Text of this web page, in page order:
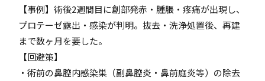
【事例】術後2週間目に創部発赤・腫脹・疼痛が出現し、
プロテーゼ露出・感染が判明。抜去・洗浄処置後、再建
まで数ヶ月を要した。
【回避策】
・術前の鼻腔内感染巣（副鼻腔炎・鼻前庭炎等）の除去